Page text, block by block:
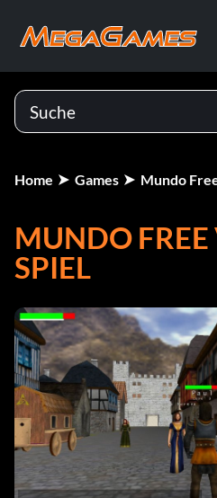
Home Games Mundo
MUNDO FREE
SPIEL